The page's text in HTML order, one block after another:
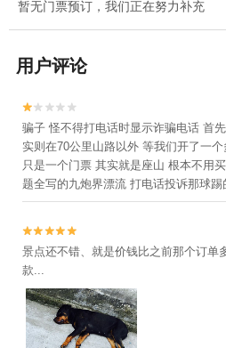
暂无门票预订，我们正在努力补充
用户评论


骗子 怪不得打电话时显示诈骗电话 首
实则在70公里山路以外 等我们开了一
只是一个门票 其实就是座山 根本不用
题全写的九炮界漂流 打电话投诉那球踢


景点还不错、就是价钱比之前那个订单
款...